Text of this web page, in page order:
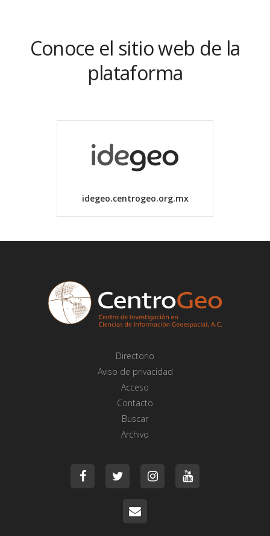
Conoce el sitio web de la
plataforma
idegeo.centrogeo.org.mx
Directorio
Aviso de privacidad
Acceso
Contacto
Buscar
Archivo